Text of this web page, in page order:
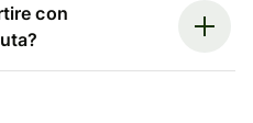
con